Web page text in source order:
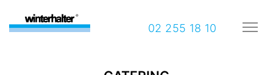
02 255 18 10